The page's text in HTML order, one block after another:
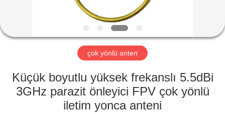
HAKKIMIZDA
FABRIKA
KALITE
KONTROL
çok yönlü anten
Küçük boyutlu yüksek frekanslı 5.5dBi
3GHz parazit önleyici FPV çok yönlü
iletim yonca anteni